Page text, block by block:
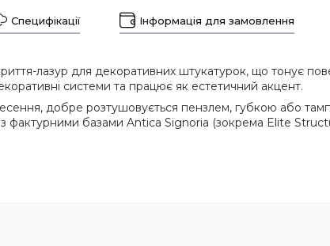
Специфікації Інформація для замовлення
лазур для декоративних штукатурок, що тонує
системи та працює як естетичний акцент.
добре розтушовується пензлем, губкою або
фактурними базами Antica Signoria (зокрема Elite